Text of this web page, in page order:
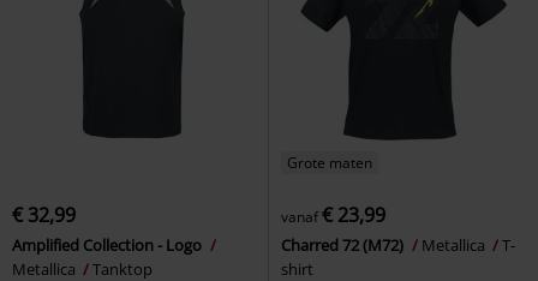
€ 32,99
Amplified Collection - Logo
Metallica
Tanktop
Grote maten
vanaf€ 23,99
Charred 72 (M72) Metallica
T-
shirt